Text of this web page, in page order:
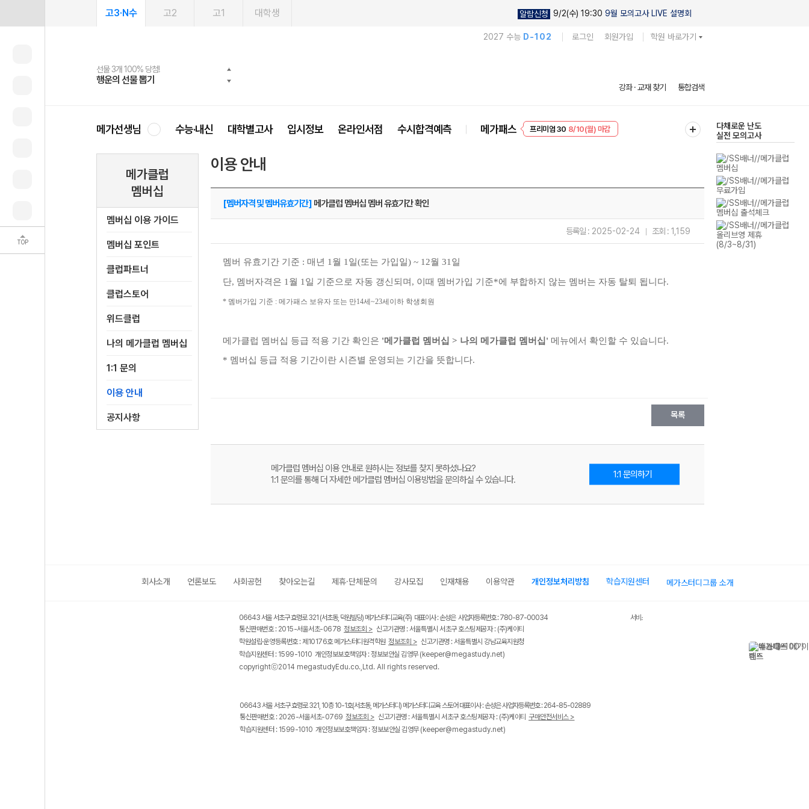
TOP
고3·N수 고2 고1 대학생 알람신청 9/2(수) 19:30 9월 모의고사 LIVE 설명회
2027 수능 D-102 로그인 회원가입 학원 바로가기
메가스터디
선물 3개 100% 당첨!
행운의 선물 뽑기
선물 100% 증정!
메가스터디 X 올리브
여름방학 스터디 캐시백
메가런 썸머스쿨
2027 러셀 단과
강사 공개선발
스마트러닝앱
설문 EVENT
메가패스
3일 무료 체험권
메가패스 수강생 무료혜택!
메가클럽 멤버십
사회공헌 캠페인
희망이룸 메가나눔
강좌 · 교재 찾기 통합검색
메가선생님 수능·내신 대학별고사 입시정보 온라인서점 수시합격예측 메가패스 프리미엄 30 8/10(월) 마감
다채로운 난도
실전 모의고사
메가클럽
멤버십
멤버십 이용 가이드
멤버십 포인트
클럽파트너
클럽스토어
위드클럽
나의 메가클럽 멤버십
1:1 문의
이용 안내
공지사항
이용 안내
[멤버자격 및 멤버유효기간] 메가클럽 멤버십 멤버 유효기간 확인
등록일 : 2025-02-24 조회 : 1,159
멤버 유효기간 기준 : 매년 1월 1일(또는 가입일) ~ 12월 31일
단, 멤버자격은 1월 1일 기준으로 자동 갱신되며, 이때 멤버가입 기준*에 부합하지 않는 멤버는 자동 탈퇴 됩니다.
* 멤버가입 기준 : 메가패스 보유자 또는 만14세~23세이하 학생회원
메가클럽 멤버십 등급 적용 기간 확인은 '메가클럽 멤버십 > 나의 메가클럽 멤버십' 메뉴에서 확인할 수 있습니다.
* 멤버십 등급 적용 기간이란 시즌별 운영되는 기간을 뜻합니다.
목록
메가클럽 멤버십 이용 안내로 원하시는 정보를 찾지 못하셨나요?
1:1 문의를 통해 더 자세한 메가클럽 멤버십 이용방법을 문의하실 수 있습니다.
1:1 문의하기
회사소개 언론보도 사회공헌 찾아오는길 제휴·단체문의 강사모집 인재채용 이용약관 개인정보처리방침 학습지원센터 메가스터디그룹 소개
06643 서울 서초구 효령로 321 (서초동, 덕원빌딩) 메가스터디교육(주) 대표이사 : 손성은 사업자등록번호 : 780-87-00034
통신판매번호 : 2015-서울서초-0678 정보조회 > 신고기관명 : 서울특별시 서초구 호스팅제공자 : (주)케이티
학원설립·운영등록번호 : 제10176호 메가스터디원격학원 정보조회 > 신고기관명 : 서울특별시 강남교육지원청
학습지원센터 : 1599-1010 개인정보보호책임자 : 정보보안실 김영무(keeper@megastudy.net)
copyrightⓒ2014 megastudyEdu.co.,Ltd. All rights reserved.
서비스 가입사실 확인
06643 서울 서초구 효령로 321, 10층 10-1호(서초동, 메가스터디) 메가스터디교육 스토어 대표이사 : 손성은 사업자등록번호 : 264-85-02889
통신판매번호 : 2026-서울서초-0769 정보조회 > 신고기관명 : 서울특별시 서초구 호스팅제공자 : (주)케이티 구매안전서비스 >
학습지원센터 : 1599-1010 개인정보보호책임자 : 정보보안실 김영무(keeper@megastudy.net)